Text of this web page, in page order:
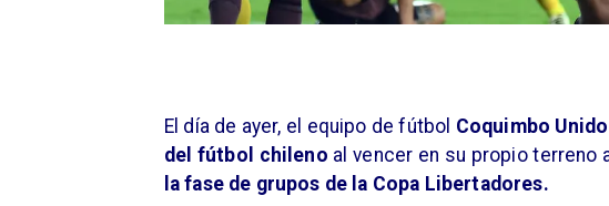
El día de ayer, el equipo de fútbol Coquimbo Unido
del fútbol chileno al vencer en su propio terreno
la fase de grupos de la Copa Libertadores.